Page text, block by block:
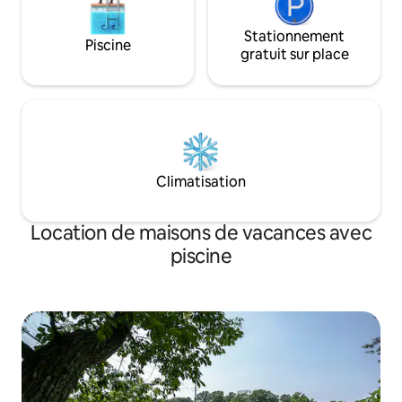
Piscine
Stationnement
gratuit sur place
Climatisation
Location de maisons de vacances avec
piscine